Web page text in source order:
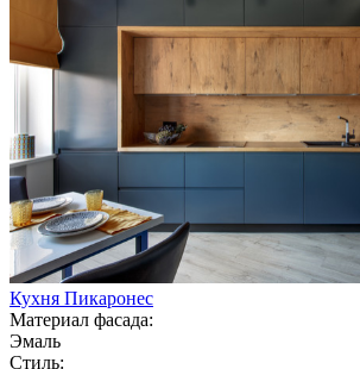
Кухня Пикаронес
Материал фасада:
Эмаль
Стиль: